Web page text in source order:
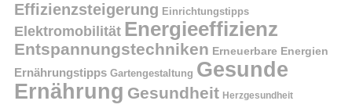
Effizienzsteigerung Einrichtungstipps
Elektromobilität Energieeffizienz
Entspannungstechniken Erneuerbare Energien
Ernährungstipps Gartengestaltung Gesunde
Ernährung Gesundheit Herzgesundheit